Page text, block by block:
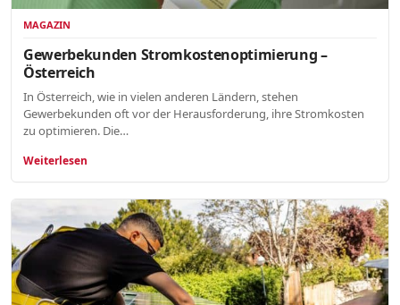
MAGAZIN
Gewerbekunden Stromkostenoptimierung –
Österreich
In Österreich, wie in vielen anderen Ländern, stehen
Gewerbekunden oft vor der Herausforderung, ihre Stromkosten
zu optimieren. Die…
Weiterlesen